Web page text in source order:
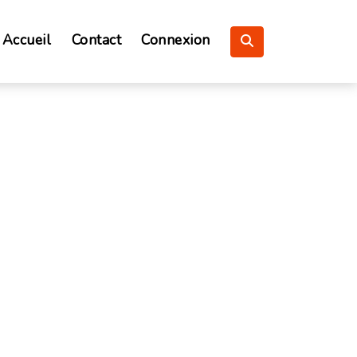
Accueil Contact Connexion